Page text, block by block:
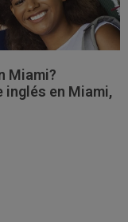
Miami?
inglés en Miami,